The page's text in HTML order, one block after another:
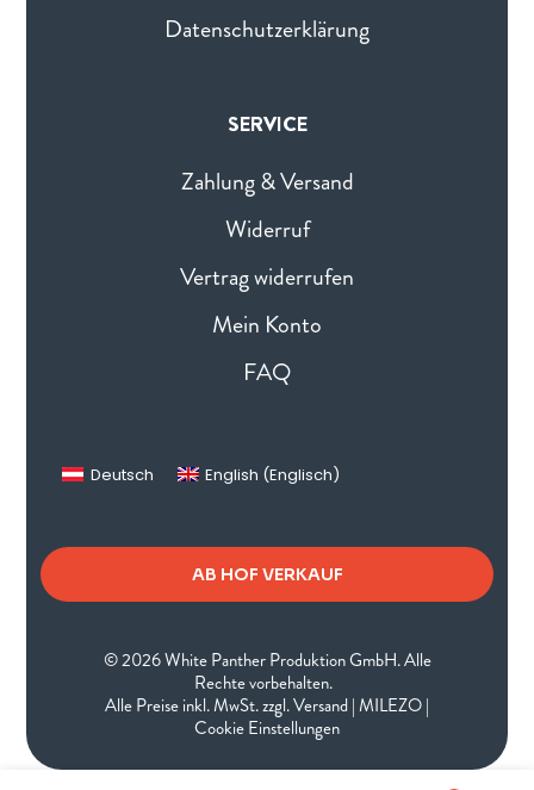
Datenschutzerklärung
SERVICE
Zahlung & Versand
Widerruf
Vertrag widerrufen
Mein Konto
FAQ
Deutsch English (Englisch)
AB HOF VERKAUF
© 2026 White Panther Produktion GmbH. Alle
Rechte vorbehalten.
Alle Preise inkl. MwSt. zzgl. Versand |MILEZO|
Cookie Einstellungen